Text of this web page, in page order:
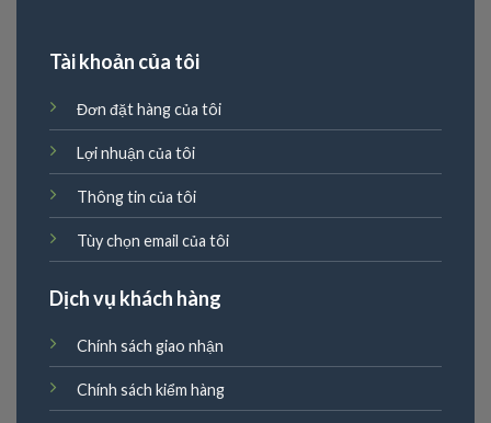
Tài khoản của tôi
Đơn đặt hàng của tôi
Lợi nhuận của tôi
Thông tin của tôi
Tùy chọn email của tôi
Dịch vụ khách hàng
Chính sách giao nhận
Chính sách kiểm hàng